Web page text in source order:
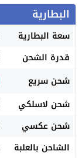
البطارية
سعة البطارية
قدرة الشحن
شحن سريع
شحن لاسلكي
شحن عكسي
الشاحن بالعلبة